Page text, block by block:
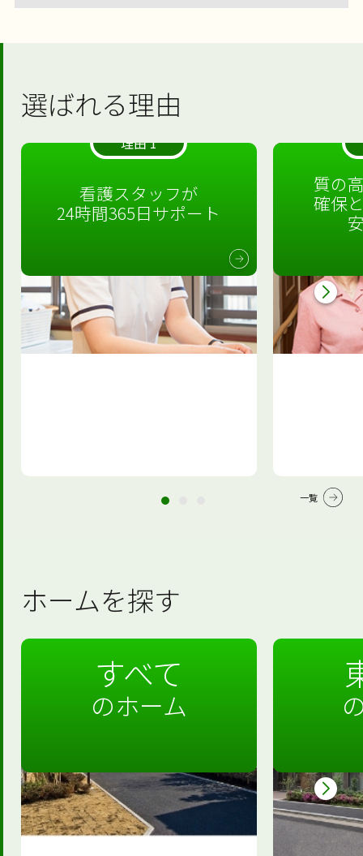
選ばれる理由
理由 1
看護スタッフが
24時間365日サポート
質の
確保
一覧
ホームを探す
すべて
のホーム